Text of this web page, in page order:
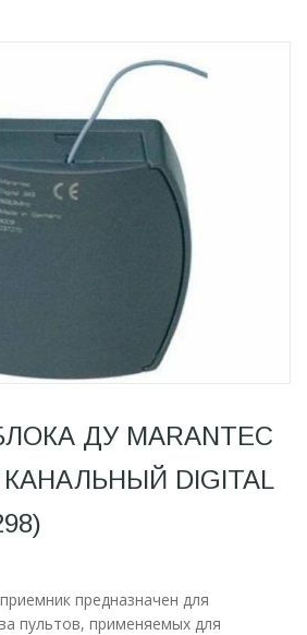
ДУ MARANTEC
DIGITAL
предназначен для
пультов, применяемых для